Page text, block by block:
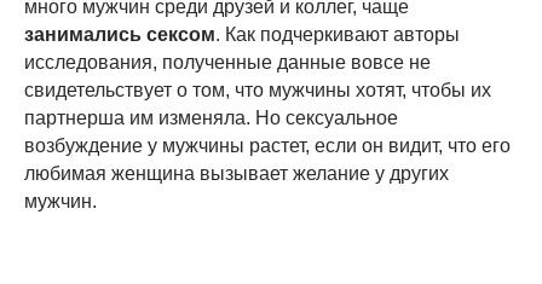
много мужчин среди друзей и коллег, чаще
занимались сексом. Как подчеркивают авторы
исследования, полученные данные вовсе не
свидетельствует о том, что мужчины хотят, чтобы их
партнерша им изменяла. Но сексуальное
возбуждение у мужчины растет, если он видит, что его
любимая женщина вызывает желание у других
мужчин.